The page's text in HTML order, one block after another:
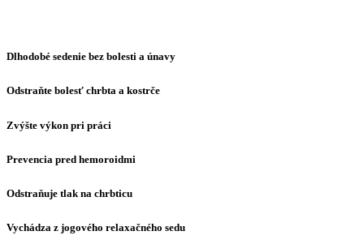
Dlhodobé sedenie bez bolesti a únavy
Odstraňte bolesť chrbta a kostrče
Zvýšte výkon pri práci
Prevencia pred hemoroidmi
Odstraňuje tlak na chrbticu
Vychádza z jogového relaxačného sedu